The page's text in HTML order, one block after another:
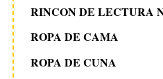
RINCON DE LECTURA
ROPA DE CAMA
ROPA DE CUNA